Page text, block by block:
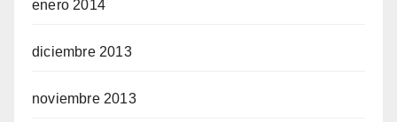
enero 2014
diciembre 2013
noviembre 2013